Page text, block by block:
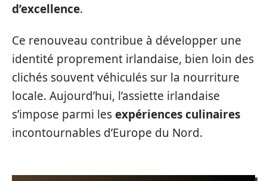
d’excellence.
Ce renouveau contribue à développer une
identité proprement irlandaise, bien loin des
clichés souvent véhiculés sur la nourriture
locale. Aujourd’hui, l’assiette irlandaise
s’impose parmi lesexpériences culinaires
incontournables d’Europe du Nord.